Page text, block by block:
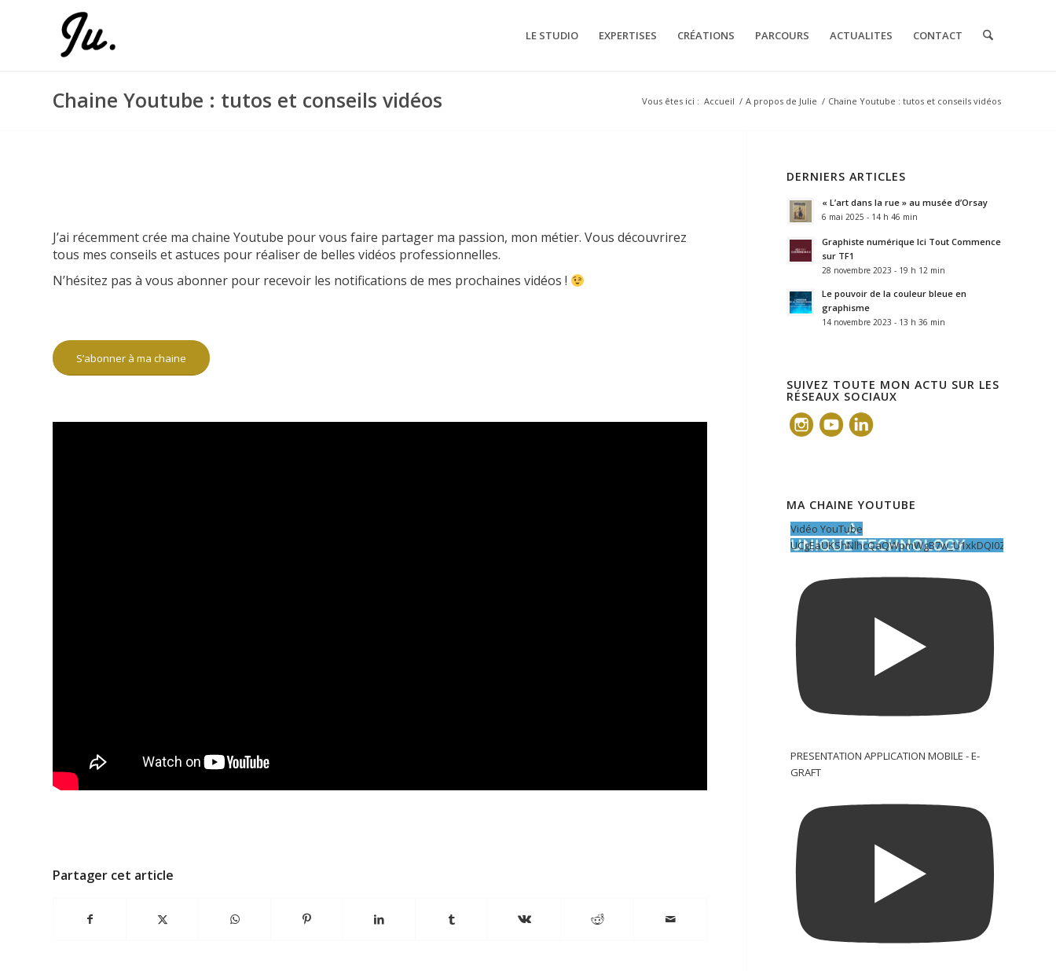
LE STUDIO EXPERTISES CRÉATIONS PARCOURS ACTUALITES CONTACT
Chaine Youtube : tutos et conseils vidéos Vous êtes ici : Accueil / A propos de Julie / Chaine Youtube : tutos et conseils vidéos
J’ai récemment crée ma chaine Youtube pour vous faire partager ma passion, mon métier. Vous découvrirez
tous mes conseils et astuces pour réaliser de belles vidéos professionnelles.
N’hésitez pas à vous abonner pour recevoir les notifications de mes prochaines vidéos !
S’abonner à ma chaine
Partager cet article
DERNIERS ARTICLES
« L’art dans la rue » au musée d’Orsay
6 mai 2025 - 14 h 46 min
Graphiste numérique Ici Tout Commence
sur TF1
28 novembre 2023 - 19 h 12 min
Le pouvoir de la couleur bleue en
graphisme
14 novembre 2023 - 13 h 36 min
SUIVEZ TOUTE MON ACTU SUR LES
RÉSEAUX SOCIAUX
MA CHAINE YOUTUBE
Vidéo YouTube
UCgEaUKShNlhcQaQWpmWgB7w_U1xkDQI0ZOY
PRESENTATION APPLICATION MOBILE - E-
GRAFT